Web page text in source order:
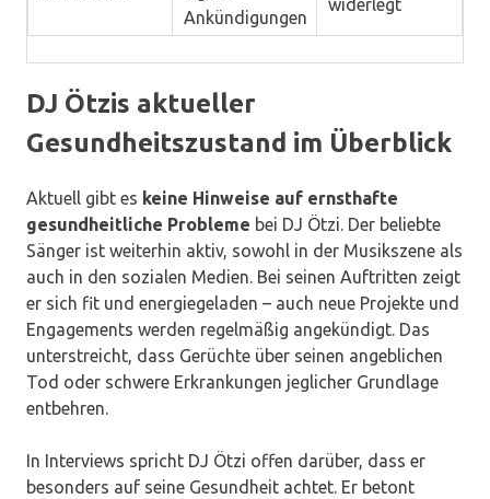
Ankündigungen
DJ Ötzis aktueller
Gesundheitszustand im Überblick
Aktuell gibt es keine Hinweise auf ernsthafte
gesundheitliche Probleme bei DJ Ötzi. Der beliebte
Sänger ist weiterhin aktiv, sowohl in der Musikszene als
auch in den sozialen Medien. Bei seinen Auftritten zeigt
er sich fit und energiegeladen – auch neue Projekte und
Engagements werden regelmäßig angekündigt. Das
unterstreicht, dass Gerüchte über seinen angeblichen
Tod oder schwere Erkrankungen jeglicher Grundlage
entbehren.
In Interviews spricht DJ Ötzi offen darüber, dass er
besonders auf seine Gesundheit achtet. Er betont